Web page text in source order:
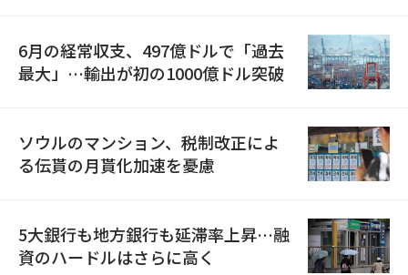
6月の経常収支、497億ドルで「過去
最大」…輸出が初の1000億ドル突破
ソウルのマンション、税制改正によ
る伝貰の月貰化加速を憂慮
5大銀行も地方銀行も延滞率上昇…融
資のハードルはさらに高く